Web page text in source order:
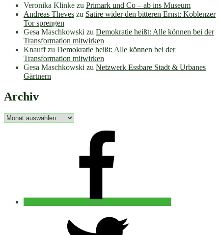
Veronika Klinke zu Primark und Co – ab ins Museum
Andreas Theves zu Satire wider den bitteren Ernst: Koblenzer
Tor sprengen
Gesa Maschkowski zu Demokratie heißt: Alle können bei der
Transformation mitwirken
Knauffzu Demokratie heißt: Alle können bei der
Transformation mitwirken
Gesa Maschkowski zu Netzwerk Essbare Stadt & Urbanes
Gärtnern
Archiv
Archiv